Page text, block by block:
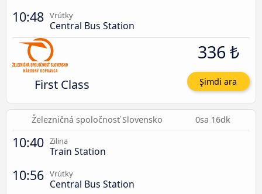
10:48 Vrútky
Central Bus Station
First Class
336 ₺
Şimdi ara
Železničná spoločnosť Slovensko 0sa 16dk
10:40 Zilina
Train Station
10:56 Vrútky
Central Bus Station